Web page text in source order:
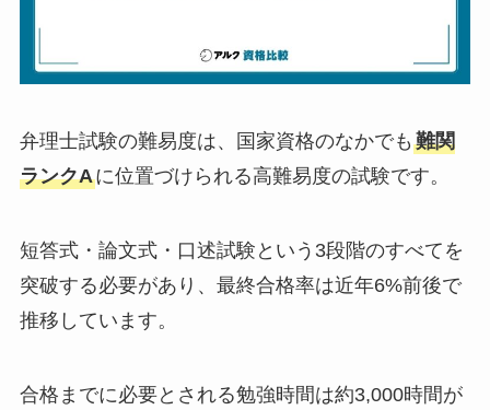
弁理士試験の難易度は、国家資格のなかでも 難関
ランクAに位置づけられる高難易度の試験です。
短答式・論文式・口述試験という3段階のすべてを
突破する必要があり、最終合格率は近年6%前後で
推移しています。
合格までに必要とされる勉強時間は約3,000時間が